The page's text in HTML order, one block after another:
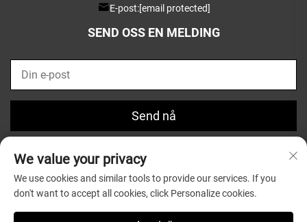
E-post:[email protected]
SEND OSS EN MELDING
Send nå
Housewares Co.,Ltd. |
Personvernpolicy
We value your privacy
We use cookies and similar tools to provide our services. If you
don't want to accept all cookies, click Personalize cookies.